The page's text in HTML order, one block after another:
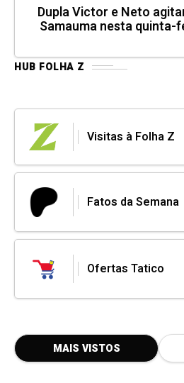
Dupla Victor e Neto
Samauma nesta quinta-
HUB FOLHA Z
Visitas à Folha Z
Fatos da Semana
Ofertas Tatico
MAIS VISTOS